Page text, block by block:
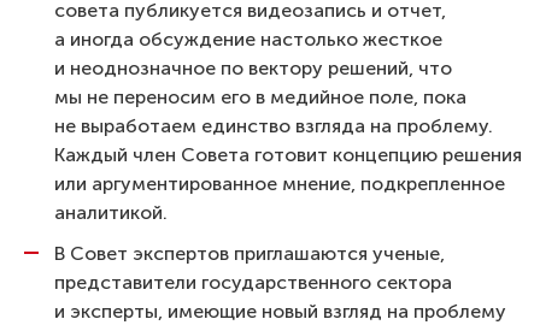
совета публикуется видеозапись и отчет,
а иногда обсуждение настолько жесткое
и неоднозначное по вектору решений, что
мы не переносим его в медийное поле, пока
не выработаем единство взгляда на проблему.
Каждый член Совета готовит концепцию решения
или аргументированное мнение, подкрепленное
аналитикой.
В Совет экспертов приглашаются ученые,
представители государственного сектора
и эксперты, имеющие новый взгляд на проблему